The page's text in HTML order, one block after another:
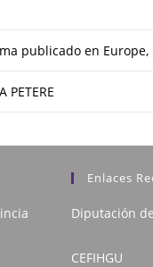
publicado en
PETERE
Enlaces
Diputación
CEFIHGU